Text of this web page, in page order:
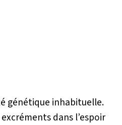
génétique inhabituelle.
dans l’espoir